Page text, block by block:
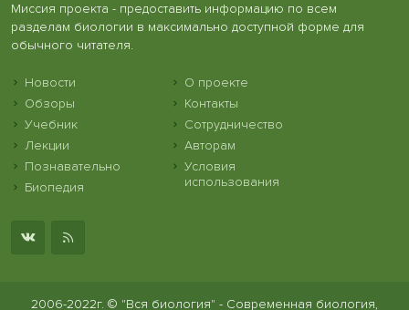
Миссия проекта - предоставить информацию по всем
разделам биологии в максимально доступной форме для
обычного читателя.
Новости
Обзоры
Учебник
Лекции
Познавательно
Биопедия
О проекте
Контакты
Сотрудничество
Авторам
Условия
использования
2006-2022г. © "Вся биология" - Современная биология,